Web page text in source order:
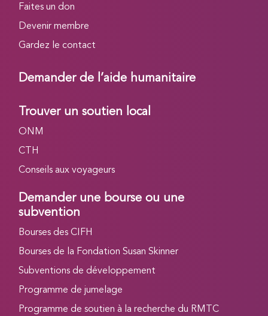
Faites un don
Devenir membre
Gardez le contact
Demander de l’aide humanitaire
Trouver un soutien local
ONM
CTH
Conseils aux voyageurs
Demander une bourse ou une
subvention
Bourses des CIFH
Bourses de la Fondation Susan Skinner
Subventions de développement
Programme de jumelage
Programme de soutien à la recherche du RMTC